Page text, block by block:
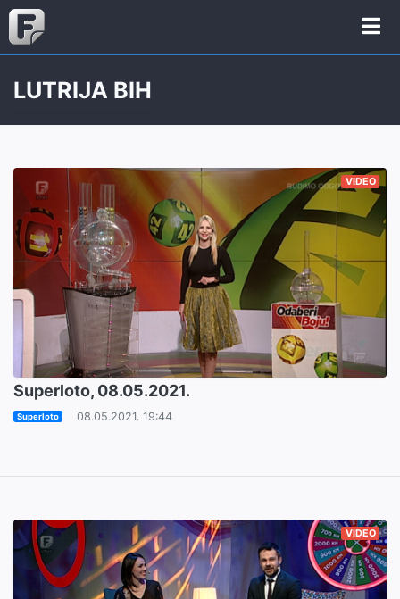
LUTRIJA BIH
VIDEO
Superloto, 08.05.2021.
Superloto 08.05.2021. 19:44
VIDEO